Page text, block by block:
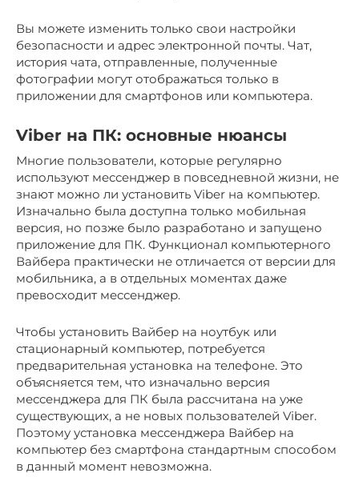
Вы можете изменить только свои настройки
безопасности и адрес электронной почты. Чат,
история чата, отправленные, полученные
фотографии могут отображаться только в
приложении для смартфонов или компьютера.
Viber на ПК: основные нюансы
Многие пользователи, которые регулярно
используют мессенджер в повседневной жизни, не
знают можно ли установить Viber на компьютер.
Изначально была доступна только мобильная
версия, но позже было разработано и запущено
приложение для ПК. Функционал компьютерного
Вайбера практически не отличается от версии для
мобильника, а в отдельных моментах даже
превосходит мессенджер.
Чтобы установить Вайбер на ноутбук или
стационарный компьютер, потребуется
предварительная установка на телефоне. Это
объясняется тем, что изначально версия
мессенджера для ПК была рассчитана на уже
существующих, а не новых пользователей Viber.
Поэтому установка мессенджера Вайбер на
компьютер без смартфона стандартным способом
в данный момент невозможна.